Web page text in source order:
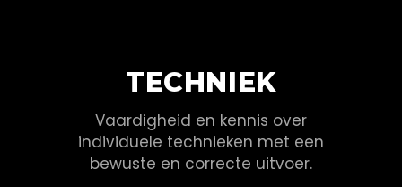
TECHNIEK
Vaardigheid en kennis over
individuele technieken met een
bewuste en correcte uitvoer.